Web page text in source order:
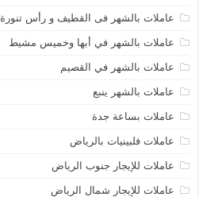
عاملات بالشهر فى القطيف و رأس تنورة
عاملات بالشهر في أبها وخميس مشيط
عاملات بالشهر في القصيم
عاملات بالشهر ينبع
عاملات بساعة جدة
عاملات فلبينيات بالرياض
عاملات للإيجار جنوب الرياض
عاملات للإيجار شمال الرياض